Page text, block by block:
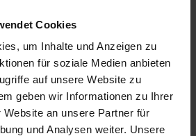
Cookies
um Inhalte und Anzeigen zu
für soziale Medien anbieten
auf unsere Website zu
geben wir Informationen zu Ihrer
Website an unsere Partner für
und Analysen weiter. Unsere
Bitte vor
einen Termin
da der Fahrzeugstandort
alle Bilder in XL-Größe: